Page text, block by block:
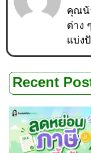
คุณน้
ต่าง
แบ่ง
Recent